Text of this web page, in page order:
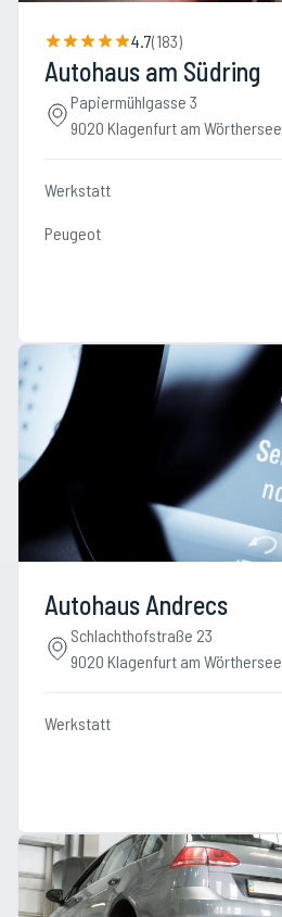
4.7(183)
Autohaus am Südring
Papiermühlgasse 3
9020 Klagenfurt am Wörthersee
Werkstatt
Peugeot
Autohaus Andrecs
Schlachthofstraße 23
9020 Klagenfurt am Wörthersee
Werkstatt